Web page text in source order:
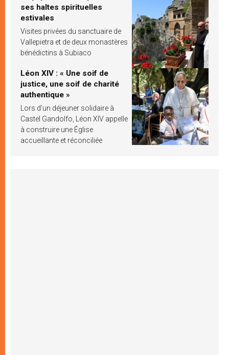
ses haltes spirituelles
estivales
Visites privées du sanctuaire de
Vallepietra et de deux monastères
bénédictins à Subiaco
Léon XIV : « Une soif de
justice, une soif de charité
authentique »
Lors d’un déjeuner solidaire à
Castel Gandolfo, Léon XIV appelle
à construire une Église
accueillante et réconciliée